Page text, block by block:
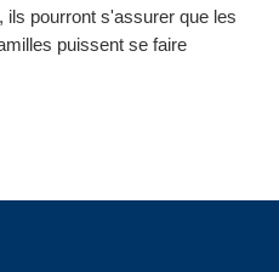
ils pourront s'assurer que les
puissent se faire